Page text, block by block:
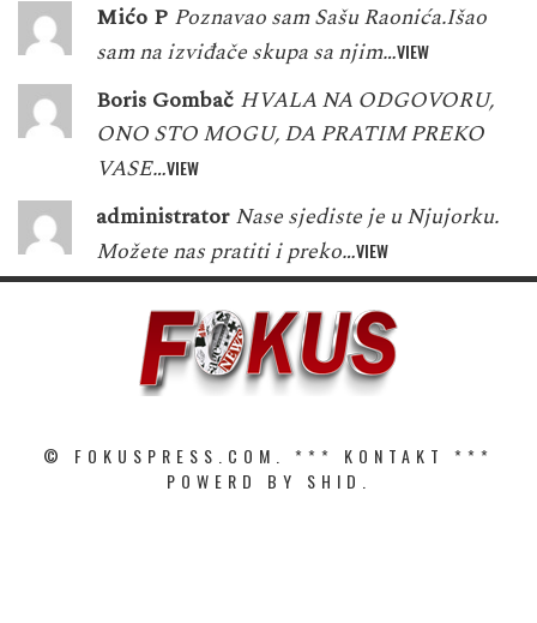
Mićo P Poznavao sam Sašu Raonića.Išao
sam na izviđače skupa sa njim…VIEW
Boris Gombač HVALA NA ODGOVORU,
ONO STO MOGU, DA PRATIM PREKO
VASE…VIEW
administrator Nase sjediste je u Njujorku.
Možete nas pratiti i preko…VIEW
© FOKUSPRESS.COM. *** KONTAKT
***
POWERD BY SHID.